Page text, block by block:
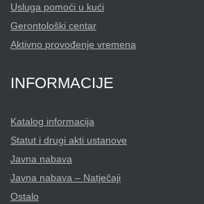
Usluga pomoći u kući
Gerontološki centar
Aktivno provođenje vremena
INFORMACIJE
Katalog informacija
Statut i drugi akti ustanove
Javna nabava
Javna nabava – Natječaji
Ostalo